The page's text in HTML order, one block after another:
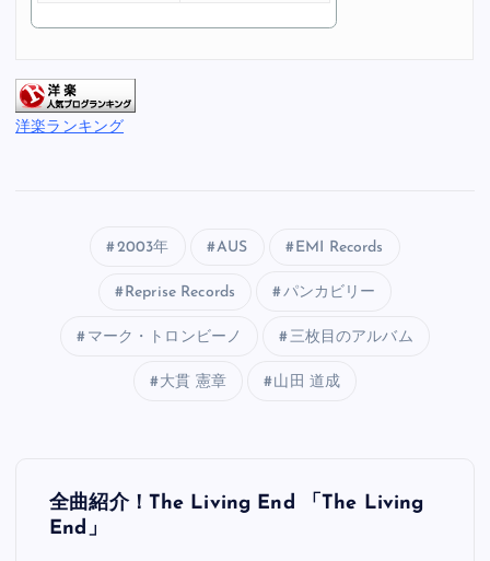
洋楽ランキング
2003年 AUS EMI Records
Reprise Records パンカビリー
マーク・トロンビーノ 三枚目のアルバム
大貫 憲章 山田 道成
投
稿
全曲紹介！The Living End 「The Living
End」